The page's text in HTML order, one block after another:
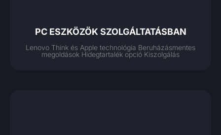
PC ESZKÖZÖK SZOLGÁLTATÁSBAN
Lenovo Think és Apple technológia Beruházásmentes
megoldások Hidegtartalék opció Kiszolgálás